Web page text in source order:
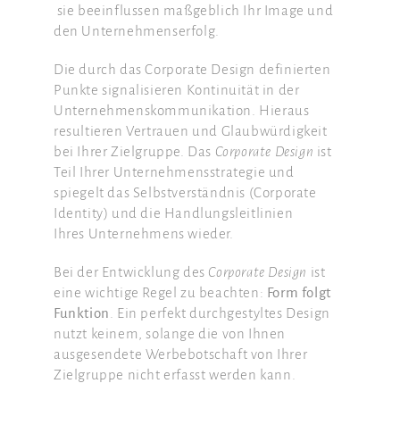
sie beeinflussen maßgeblich Ihr Image und
den Unternehmenserfolg.
Die durch das Corporate Design definierten
Punkte signalisieren Kontinuität in der
Unternehmenskommunikation. Hieraus
resultieren Vertrauen und Glaubwürdigkeit
bei Ihrer Zielgruppe. Das Corporate Design ist
Teil Ihrer Unternehmensstrategie und
spiegelt das Selbstverständnis (Corporate
Identity) und die Handlungsleitlinien
Ihres Unternehmens wieder.
Bei der Entwicklung des Corporate Design ist
eine wichtige Regel zu beachten: Form folgt
Funktion
. Ein perfekt durchgestyltes Design
nutzt keinem, solange die von Ihnen
ausgesendete Werbebotschaft von Ihrer
Zielgruppe nicht erfasst werden kann.